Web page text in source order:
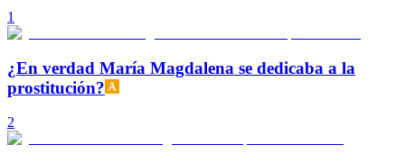
1
¿En verdad María Magdalena se dedicaba a la
prostitución?
2